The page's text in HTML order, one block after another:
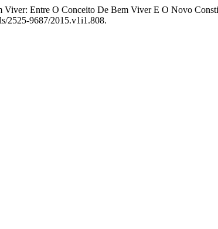
Entre O Conceito De Bem Viver E O Novo
2525-9687/2015.v1i1.808.